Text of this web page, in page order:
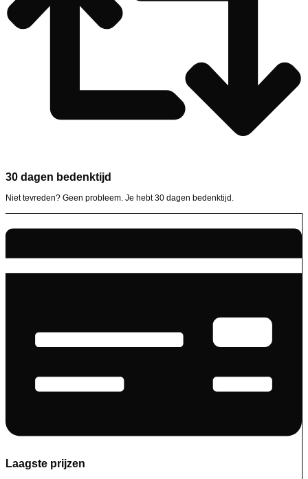
30 dagen bedenktijd
Niet tevreden? Geen probleem. Je hebt 30 dagen bedenktijd.
Laagste prijzen